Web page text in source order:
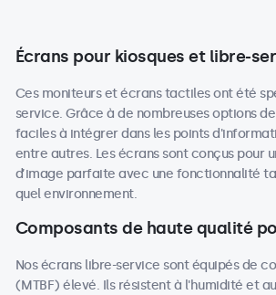
Écrans pour kiosques et libre-
Ces moniteurs et écrans tactiles ont été
service. Grâce à de nombreuses options
faciles à intégrer dans les points
entre autres. Les écrans sont conçus pour
d’image parfaite avec une fonctionnalité
quel environnement.
Composants de haute qualité
Nos écrans libre-service sont équipés de
(MTBF) élevé. Ils résistent à l'humidité et